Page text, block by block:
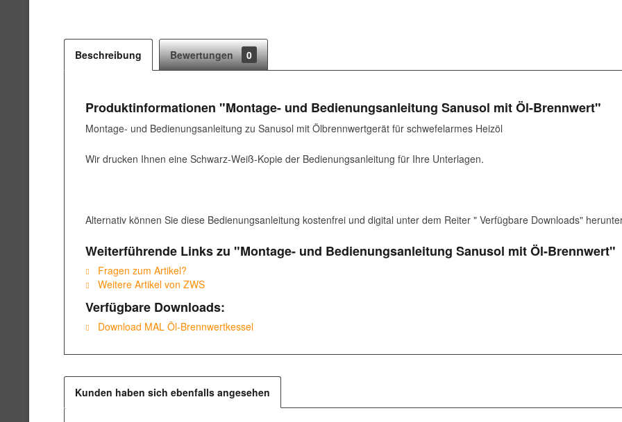
Beschreibung Bewertungen 0
Produktinformationen "Montage- und Bedienungsanleitung Sanusol mit Öl-Brennwert"
Montage- und Bedienungsanleitung zu Sanusol mit Ölbrennwertgerät für schwefelarmes Heizöl
Wir drucken Ihnen eine Schwarz-Weiß-Kopie der Bedienungsanleitung für Ihre Unterlagen.
Alternativ können Sie diese Bedienungsanleitung kostenfrei und digital unter dem Reiter " Verfügbare Downloads"
Weiterführende Links zu "Montage- und Bedienungsanleitung Sanusol mit Öl-Brennwert"
Fragen zum Artikel?
Weitere Artikel von ZWS
Verfügbare Downloads:
Download MAL Öl-Brennwertkessel
Kunden haben sich ebenfalls angesehen